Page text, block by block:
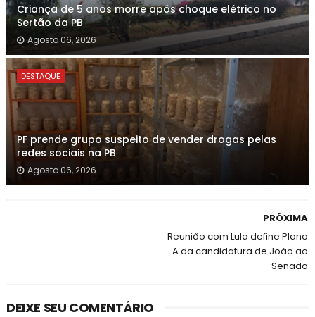
Criança de 5 anos morre após choque elétrico no
Sertão da PB
Agosto 06, 2026
DESTAQUE
PF prende grupo suspeito de vender drogas pelas
redes sociais na PB
Agosto 06, 2026
PRÓXIMA
Reunião com Lula define Plano
A da candidatura de João ao
Senado
DEIXE SEU COMENTÁRIO